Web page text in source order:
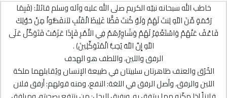
خاطب الله سبحانه نبيّه الكريم صلى الله عليه وآله وسلم قائلاً: ﴿فَبِمَا
رَحْمَةٍ مِّنَ اللّهِ لِنتَ لَهُمْ وَلَوْ كُنتَ فَظًّا غَلِيظَ الْقَلْبِ لاَنفَضُّواْ مِنْ حَوْلِكَ
فَاعْفُ عَنْهُمْ وَاسْتَغْفِرْ لَهُمْ وَشَاوِرْهُمْ فِي الأَمْرِ فَإِذَا عَزَمْتَ فَتَوَكَّلْ عَلَى
اللّهِ إِنَّ اللّهَ يُحِبُّ الْمُتَوَكِّلِينَ﴾ .
الرفق واللين، واللطف هو الهدف
الخُرُق والعنف ظاهرتان سلبيتان في طبيعة الإنسان ويُقابلهما ملكة
اللين والرفق، وأصل الرفق في اللغة: النفع، ومنه قولهم: أرفق فلان